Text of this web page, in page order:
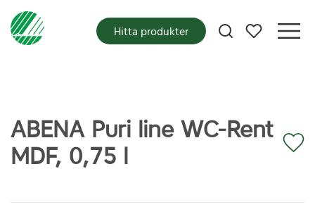
Mina favoriter
Hitta produkter
ABENA Puri line WC-Rent
MDF, 0,75 l